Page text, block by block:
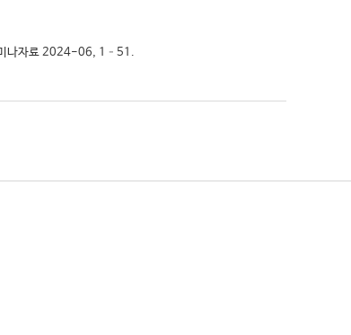
미나자료 2024-06, 1–51.